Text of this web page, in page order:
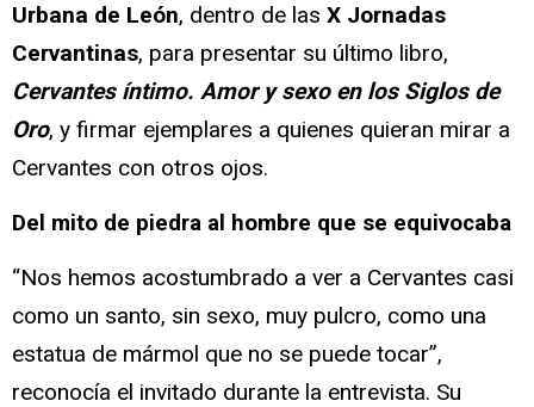
Urbana de León, dentro de las X Jornadas
Cervantinas, para presentar su último libro,
Cervantes íntimo. Amor y sexo en los Siglos de
Oro, y firmar ejemplares a quienes quieran mirar a
Cervantes con otros ojos.
Del mito de piedra al hombre que se equivocaba
“Nos hemos acostumbrado a ver a Cervantes casi
como un santo, sin sexo, muy pulcro, como una
estatua de mármol que no se puede tocar”,
reconocía el invitado durante la entrevista. Su